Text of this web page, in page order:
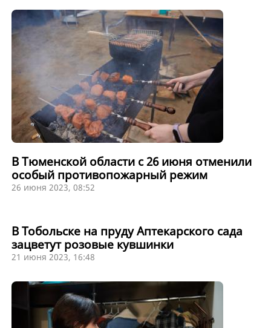
В Тюменской области с 26 июня отменили
особый противопожарный режим
26 июня 2023, 08:52
В Тобольске на пруду Аптекарского сада
зацветут розовые кувшинки
21 июня 2023, 16:48